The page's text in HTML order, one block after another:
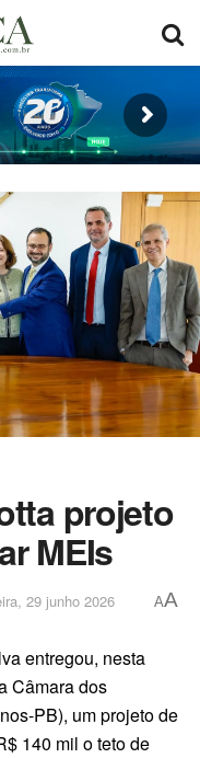
projeto
MEIs
29 junho 2026 AA
entregou, nesta
Câmara dos
PB), um projeto de
140 mil o teto de